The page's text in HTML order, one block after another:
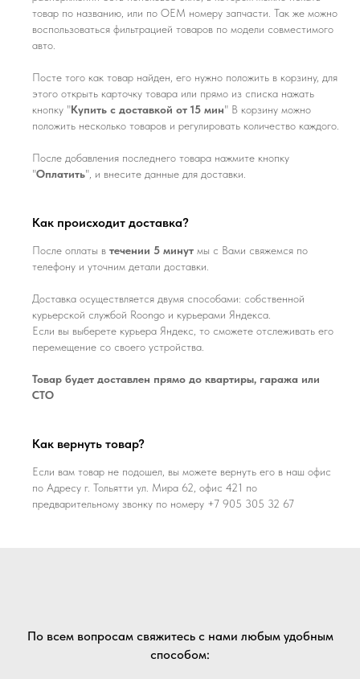
товар по названию, или по ОЕМ номеру запчасти. Так же можно
воспользоваться фильтрацией товаров по модели совместимого
авто.
Посте того как товар найден, его нужно положить в корзину, для
этого открыть карточку товара или прямо из списка нажать
кнопку "Купить с доставкой от 15 мин" В корзину можно
положить несколько товаров и регулировать количество каждого.
После добавления последнего товара нажмите кнопку
"Оплатить", и внесите данные для доставки.
Как происходит доставка?
После оплаты в течении 5 минут мы с Вами свяжемся по
телефону и уточним детали доставки.
Доставка осуществляется двумя способами: собственной
курьерской службой Roongo и курьерами Яндекса.
Если вы выберете курьера Яндекс, то сможете отслеживать его
перемещение со своего устройства.
Товар будет доставлен прямо до квартиры, гаража или
СТО
Как вернуть товар?
Если вам товар не подошел, вы можете вернуть его в наш офис
по Адресу г. Тольятти ул. Мира 62, офис 421 по
предварительному звонку по номеру +7 905 305 32 67
По всем вопросам свяжитесь с нами любым удобным
способом: